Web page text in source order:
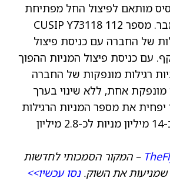
מותאם לפיצול החל מפתיחת
המסחר ב-24 בדצמבר. מספר CUSIP Y73118 112
של החברה עם כניסת פיצול
עם כניסת פיצול המניות ההפוך
רגילות מונפקות של החברה
מונפקת אחת, ללא שינוי בערך
יפחית את מספר המניות הרגילות
המצויות במחזור מכ-14 מיליון מניות לכ-2.8 מיליון
– המקור הסמכותי לחדשות
שמניעות את השוק.נסו עכשיו>>